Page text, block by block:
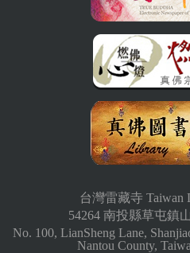
台灣雷藏寺 Taiwan
54264 南投縣草屯鎮
No. 100, LianSheng Lane,
Nantou County,